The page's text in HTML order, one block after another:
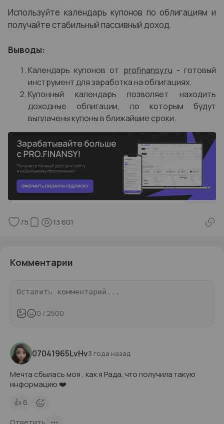
Используйте календарь купонов по облигациям и
получайте стабильный пассивный доход.
Выводы:
Календарь купонов от profinansy.ru - готовый
инструмент для заработка на облигациях.
Купонный календарь позволяет находить
доходные облигации, по которым будут
выплачены купоны в ближайшие сроки.
75 13 601
Комментарии
0 / 2500
07041965LvHv3 года назад
Мечта сбылась моя , как я Рада, что получила такую
информацию ❤️
👍 6
Ответить